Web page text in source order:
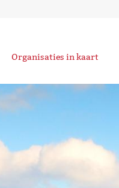
Organisaties in kaart